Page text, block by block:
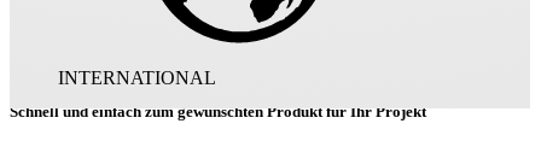
INTERNATIONAL
sämtliche produktrelevante Daten auf einen Blick. Und über die
komfortable Auslegung ermitteln Sie die perfekt passende Lösung
Schnell und einfach zum gewünschten Produkt für Ihr Projekt